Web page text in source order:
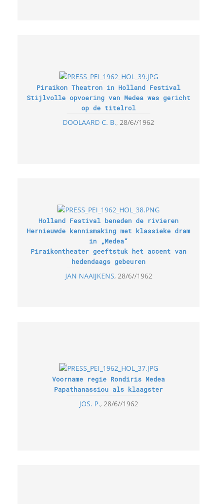
Piraikon Theatron in Holland Festival
Stijlvolle opvoering van Medea was gericht
op de titelrol
DOOLAARD C. B. 28/6//1962
Holland Festival beneden de rivieren
Hernieuwde kennismaking met klassieke dram
in „Medea“
Piraikontheater geeftstuk het accent van
hedendaags gebeuren
JAN NAAIJKENS 28/6//1962
Voorname regie Rondiris Medea
Papathanassiou als klaagster
JOS. P. 28/6//1962